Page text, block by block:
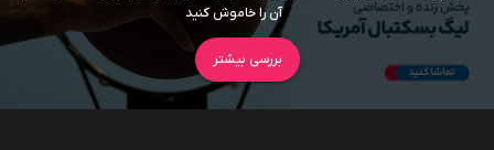
آن را خاموش کنید
بررسی بیشتر